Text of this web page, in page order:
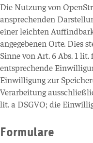
Die Nutzung von
ansprechenden
einer leichten
angegebenen Orte. Dies
Sinne von Art. 6 Abs. 1
entsprechende
Einwilligung zur
Verarbeitung
lit. a DSGVO; die
Formulare